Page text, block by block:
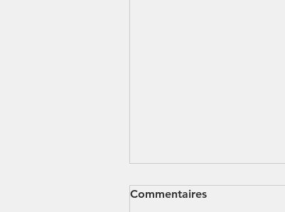
Commentaires